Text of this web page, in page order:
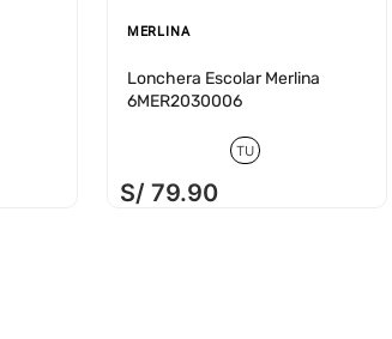
MERLINA
Lonchera Escolar Merlina
6MER2030006
TU
S/ 79.90